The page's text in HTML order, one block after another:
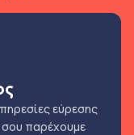
εύρεσης
παρέχουμε